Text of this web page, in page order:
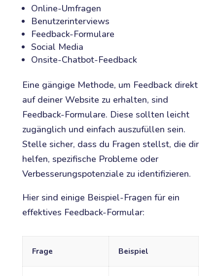
Online-Umfragen
Benutzerinterviews
Feedback-Formulare
Social Media
Onsite-Chatbot-Feedback
Eine gängige Methode, um Feedback direkt
auf deiner Website zu erhalten, sind
Feedback-Formulare. Diese sollten leicht
zugänglich und einfach auszufüllen sein.
Stelle sicher, dass du Fragen stellst, die dir
helfen, spezifische Probleme oder
Verbesserungspotenziale zu identifizieren.
Hier sind einige Beispiel-Fragen für ein
effektives Feedback-Formular:
Frage Beispiel